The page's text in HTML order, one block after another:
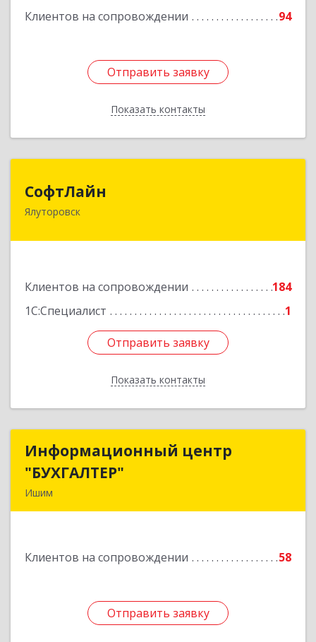
Клиентов на сопровождении 94
Отправить заявку
Показать контакты
Отправить заявку
Назад
СофтЛайн
Ялуторовск
Клиентов на сопровождении
184
1С:Специалист
1
Отправить заявку
Показать контакты
627010, Тюменская обл, Ялуторовский р-н,
Отправить заявку
Назад
Информационный центр
"БУХГАЛТЕР"
Ишим
Клиентов на сопровождении 58
Отправить заявку
Информационный центр
Подробнее
Отправить заявку